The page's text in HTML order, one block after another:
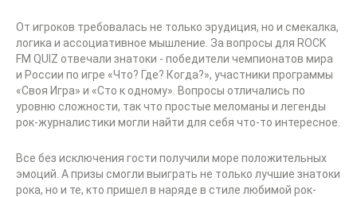
От игроков требовалась не только эрудиция, но и смекалка,
логика и ассоциативное мышление. За вопросы для ROCK
FM QUIZ отвечали знатоки - победители чемпионатов мира
и России по игре «Что? Где? Когда?», участники программы
«Своя Игра» и «Сто к одному». Вопросы отличались по
уровню сложности, так что простые меломаны и легенды
рок-журналистики могли найти для себя что-то интересное.
Все без исключения гости получили море положительных
эмоций. А призы смогли выиграть не только лучшие знатоки
рока, но и те, кто пришел в наряде в стиле любимой рок-